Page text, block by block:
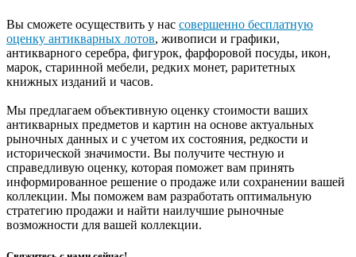
Вы сможете осуществить у нас совершенно бесплатную
оценку антикварных лотов, живописи и графики,
антикварного серебра, фигурок, фарфоровой посуды, икон,
марок, старинной мебели, редких монет, раритетных
книжных изданий и часов.
Мы предлагаем объективную оценку стоимости ваших
антикварных предметов и картин на основе актуальных
рыночных данных и с учетом их состояния, редкости и
исторической значимости. Вы получите честную и
справедливую оценку, которая поможет вам принять
информированное решение о продаже или сохранении вашей
коллекции. Мы поможем вам разработать оптимальную
стратегию продажи и найти наилучшие рыночные
возможности для вашей коллекции.